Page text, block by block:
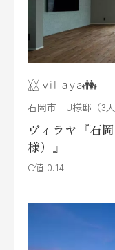
石岡市 U様邸（3人
ヴィラヤ『石
様）』
C値 0.14